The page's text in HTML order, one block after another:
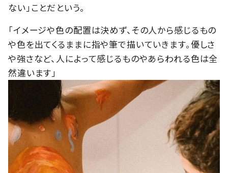
ない」ことだという。
「イメージや色の配置は決めず、その人から感じるもの
や色を出てくるままに指や筆で描いていきます。優しさ
や強さなど、人によって感じるものやあらわれる色は全
然違います」